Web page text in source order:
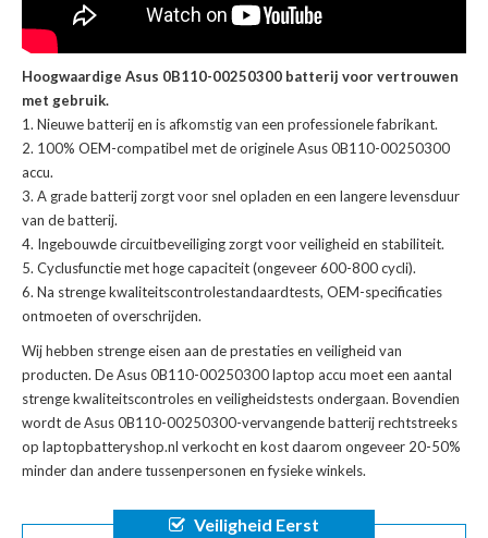
Hoogwaardige Asus 0B110-00250300 batterij voor vertrouwen
met gebruik.
Nieuwe batterij en is afkomstig van een professionele fabrikant.
100% OEM-compatibel met deoriginele Asus 0B110-00250300
accu.
A grade batterij zorgt voor snel opladen en een langere levensduur
van de batterij.
Ingebouwde circuitbeveiliging zorgt voor veiligheid en stabiliteit.
Cyclusfunctie met hoge capaciteit (ongeveer 600-800 cycli).
Na strenge kwaliteitscontrolestandaardtests, OEM-specificaties
ontmoeten of overschrijden.
Wij hebben strenge eisen aan de prestaties en veiligheid van
producten. DeAsus 0B110-00250300 laptop accu moet een aantal
strenge kwaliteitscontroles en veiligheidstests ondergaan. Bovendien
wordt deAsus 0B110-00250300-vervangende batterijrechtstreeks
op laptopbatteryshop.nl verkocht en kost daarom ongeveer 20-50%
minder dan andere tussenpersonen en fysieke winkels.
Veiligheid Eerst